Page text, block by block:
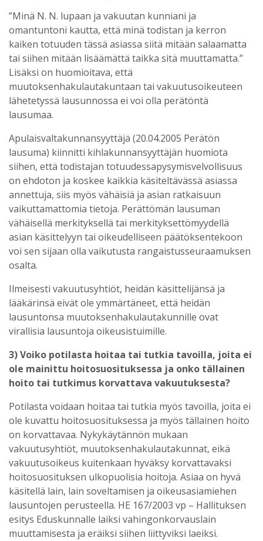
”Minä N. N. lupaan ja vakuutan kunniani ja
omantuntoni kautta, että minä todistan ja kerron
kaiken totuuden tässä asiassa siitä mitään salaamatta
tai siihen mitään lisäämättä taikka sitä muuttamatta.”
Lisäksi on huomioitava, että
muutoksenhakulautakuntaan tai vakuutusoikeuteen
lähetetyssä lausunnossa ei voi olla perätöntä
lausumaa.
Apulaisvaltakunnansyyttäjä (20.04.2005 Perätön
lausuma) kiinnitti kihlakunnansyyttäjän huomiota
siihen, että todistajan totuudessapysymisvelvollisuus
on ehdoton ja koskee kaikkia käsiteltävässä asiassa
annettuja, siis myös vähäisiä ja asian ratkaisuun
vaikuttamattomia tietoja. Perättömän lausuman
vähäisellä merkityksellä tai merkityksettömyydellä
asian käsittelyyn tai oikeudelliseen päätöksentekoon
voi sen sijaan olla vaikutusta rangaistusseuraamuksen
osalta.
Ilmeisesti vakuutusyhtiöt, heidän käsittelijänsä ja
lääkärinsä eivät ole ymmärtäneet, että heidän
lausuntonsa muutoksenhakulautakunnille ovat
virallisia lausuntoja oikeusistuimille.
3) Voiko potilasta hoitaa tai tutkia tavoilla, joita ei
ole mainittu hoitosuosituksessa ja onko tällainen
hoito tai tutkimus korvattava vakuutuksesta?
Potilasta voidaan hoitaa tai tutkia myös tavoilla, joita ei
ole kuvattu hoitosuosituksessa ja myös tällainen hoito
on korvattavaa. Nykykäytännön mukaan
vakuutusyhtiöt, muutoksenhakulautakunnat, eikä
vakuutusoikeus kuitenkaan hyväksy korvattavaksi
hoitosuosituksen ulkopuolisia hoitoja. Asiaa on hyvä
käsitellä lain, lain soveltamisen ja oikeusasiamiehen
lausuntojen perusteella. HE 167/2003 vp – Hallituksen
esitys Eduskunnalle laiksi vahingonkorvauslain
muuttamisesta ja eräiksi siihen liittyviksi laeiksi.